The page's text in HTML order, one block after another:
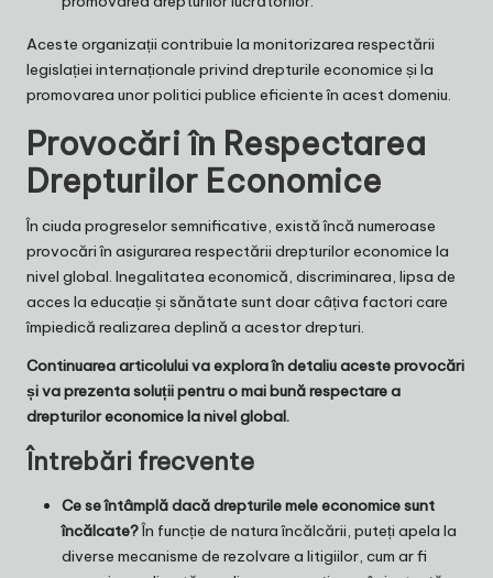
Aceste organizații contribuie la monitorizarea respectării
legislației internaționale privind drepturile economice și la
promovarea unor politici publice eficiente în acest domeniu.
Provocări în Respectarea
Drepturilor Economice
În ciuda progreselor semnificative, există încă numeroase
provocări în asigurarea respectării drepturilor economice la
nivel global. Inegalitatea economică, discriminarea, lipsa de
acces la educație și sănătate sunt doar câțiva factori care
împiedică realizarea deplină a acestor drepturi.
Continuarea articolului va explora în detaliu aceste provocări
și va prezenta soluții pentru o mai bună respectare a
drepturilor economice la nivel global.
Întrebări frecvente
Ce se întâmplă dacă drepturile mele economice sunt
încălcate?În funcție de natura încălcării, puteți apela la
diverse mecanisme de rezolvare a litigiilor, cum ar fi